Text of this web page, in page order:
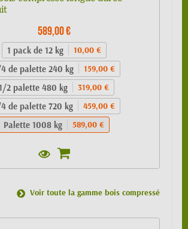
589,00 €
1 pack de 12 kg 10,00 €
de palette 240 kg 159,00 €
2 palette 480 kg 319,00 €
de palette 720 kg 459,00 €
Palette 1008 kg 589,00 €
Voir toute la gamme bois compressé